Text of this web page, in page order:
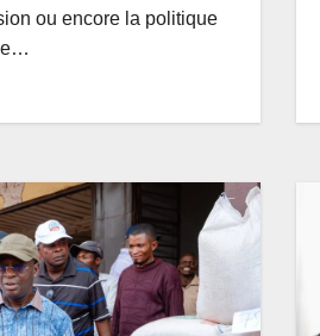
ou encore la politique